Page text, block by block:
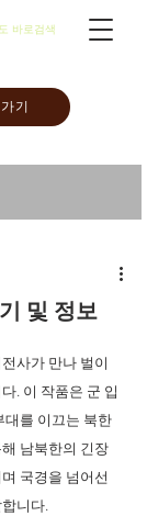
바로검색
기
및 정보
사가 만나 벌이
. 이 작품은 군 입
대를 이끄는 북한
남북한의 긴장
국경을 넘어선
니다.